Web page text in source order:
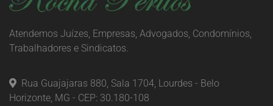
Atendemos Juízes, Empresas, Advogados, Condomínios,
Trabalhadores e Sindicatos.
Rua Guajajaras 880, Sala 1704, Lourdes - Belo
Horizonte, MG - CEP: 30.180-108